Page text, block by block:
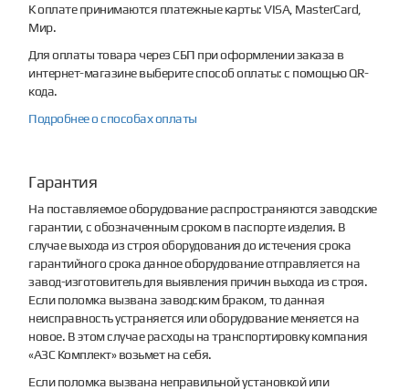
К оплате принимаются платежные карты: VISA, MasterCard,
Мир.
Для оплаты товара через СБП при оформлении заказа в
интернет-магазине выберите способ оплаты: с помощью QR-
кода.
Подробнее о способах оплаты
Гарантия
На поставляемое оборудование распространяются заводские
гарантии, с обозначенным сроком в паспорте изделия. В
случае выхода из строя оборудования до истечения срока
гарантийного срока данное оборудование отправляется на
завод-изготовитель для выявления причин выхода из строя.
Если поломка вызвана заводским браком, то данная
неисправность устраняется или оборудование меняется на
новое. В этом случае расходы на транспортировку компания
«АЗС Комплект» возьмет на себя.
Если поломка вызвана неправильной установкой или